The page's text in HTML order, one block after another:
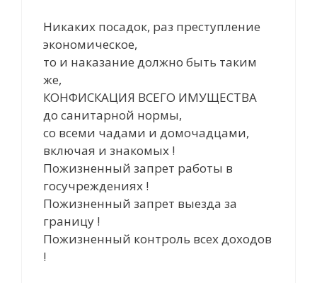
Никаких посадок, раз преступление
экономическое,
то и наказание должно быть таким
же,
КОНФИСКАЦИЯ ВСЕГО ИМУЩЕСТВА
до санитарной нормы,
со всеми чадами и домочадцами,
включая и знакомых !
Пожизненный запрет работы в
госучреждениях !
Пожизненный запрет выезда за
границу !
Пожизненный контроль всех доходов
!